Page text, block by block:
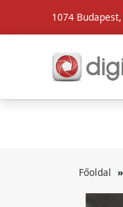
1074
Főoldal